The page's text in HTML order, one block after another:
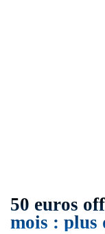
50 euros
mois : plus